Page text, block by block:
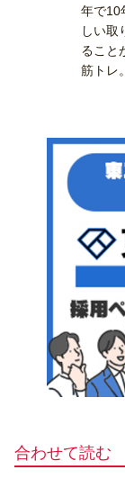
年で10
しい取
ること
筋トレ。
合わせて読む